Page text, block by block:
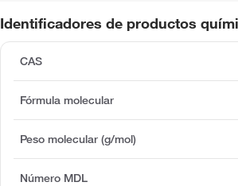
Identificadores de productos
CAS
Fórmula molecular
Peso molecular (g/mol)
Número MDL